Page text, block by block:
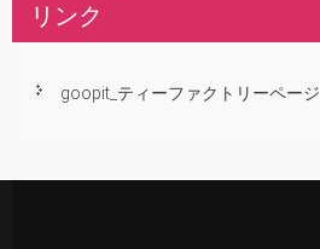
リンク
goopit_ティーファクトリーページ